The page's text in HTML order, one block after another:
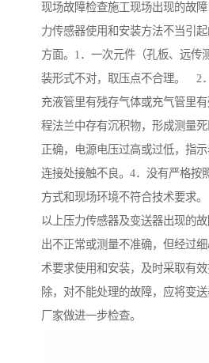
现场故障检查施工现场出现的故
力传感器使用和安装方法不当引
方面。1．一次元件（孔板、远传
装形式不对，取压点不合理。 2
充液管里有残存气体或充气管里
程法兰中存有沉积物，形成测量
正确，电源电压过高或过低，指
连接处接触不良。4．没有严格按
方式和现场环境不符合技术要求。
以上压力传感器及变送器出现的
出不正常或测量不准确，但经过
术要求使用和安装，及时采取有
除，对不能处理的故障，应将变
厂家做进一步检查。